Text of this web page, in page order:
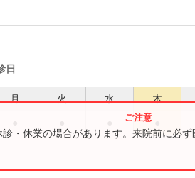
日
月 火 水 木
・休業の場合があります。来院前に必ず